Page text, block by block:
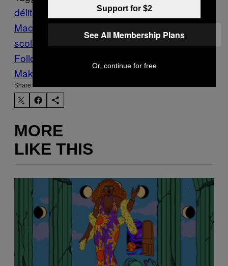
délit
Macron
FRANCE harcèlement harcèlement
scolaire
Follow Us On Discover
Make Us Preferred In Top Stories
Share:
MORE
LIKE THIS
Support for $2
See All Membership Plans
Or, continue for free